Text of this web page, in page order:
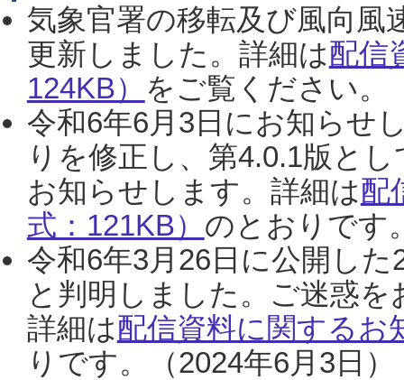
気象官署の移転及び風向風
更新しました。詳細は配信
124KB） をご覧ください。
令和6年6月3日にお知らせ
りを修正し、第4.0.1版と
お知らせします。詳細は配
式：121KB） のとおりです
令和6年3月26日に公開し
と判明しました。ご迷惑
詳細は配信資料に関するお
りです。（2024年6月3日）